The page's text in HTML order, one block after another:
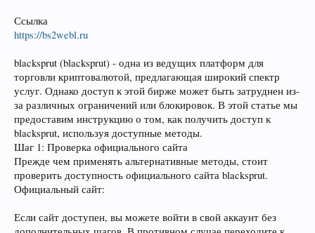
Ссылка
https://bs2webl.ru
blacksprut (blacksprut) - одна из ведущих платформ для
торговли криптовалютой, предлагающая широкий спектр
услуг. Однако доступ к этой бирже может быть затруднен из-
за различных ограничений или блокировок. В этой статье мы
предоставим инструкцию о том, как получить доступ к
blacksprut, используя доступные методы.
Шаг 1: Проверка официального сайта
Прежде чем применять альтернативные методы, стоит
проверить доступность официального сайта blacksprut.
Официальный сайт:
Если сайт доступен, вы можете войти в свой аккаунт без